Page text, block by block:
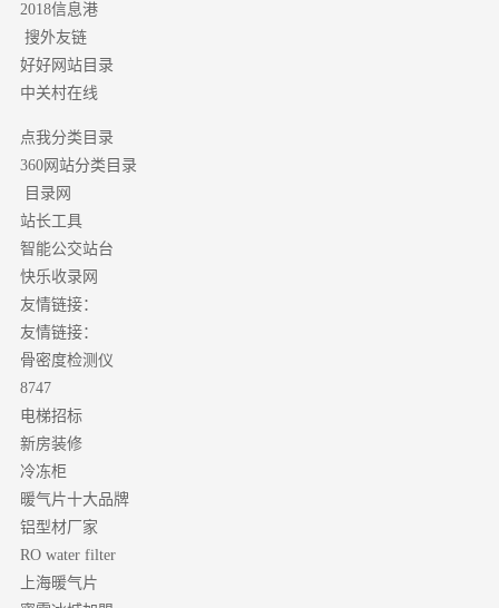
2018信息港
搜外友链
好好网站目录
中关村在线
点我分类目录
360网站分类目录
目录网
站长工具
智能公交站台
快乐收录网
友情链接：
友情链接：
骨密度检测仪
8747
电梯招标
新房装修
冷冻柜
暖气片十大品牌
铝型材厂家
RO water filter
上海暖气片